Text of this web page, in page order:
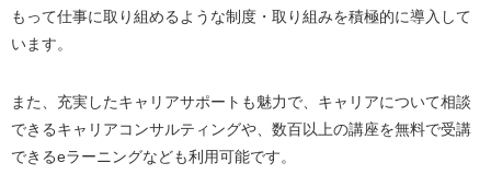
もって仕事に取り組めるような制度・取り組みを積極的に導入して
います。
また、充実したキャリアサポートも魅力で、キャリアについて相談
できるキャリアコンサルティングや、数百以上の講座を無料で受講
できるeラーニングなども利用可能です。